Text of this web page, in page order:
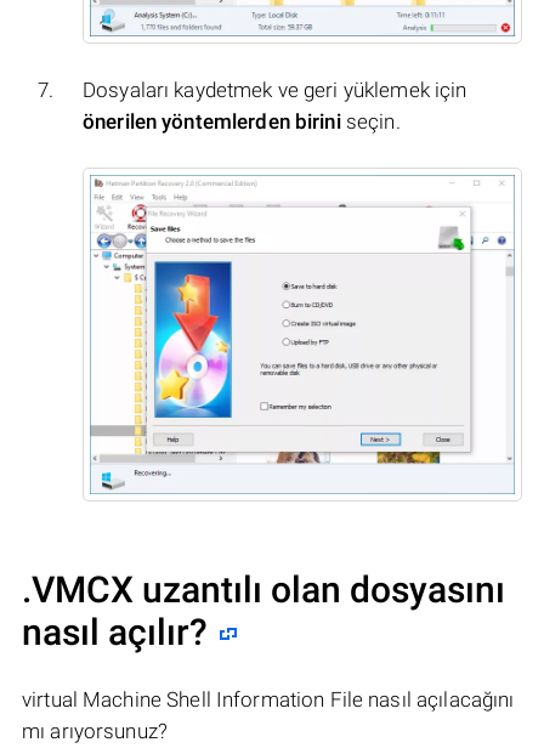
Dosyaları kaydetmek ve geri yüklemek için
önerilen yöntemlerden biriniseçin.
.VMCX uzantılı olan dosyasını
nasıl açılır?
virtual Machine Shell Information File nasıl açılacağını
mı arıyorsunuz?